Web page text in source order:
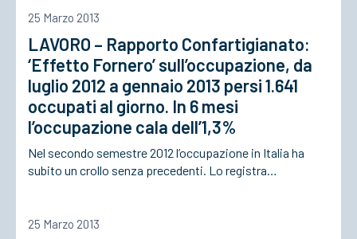
25 Marzo 2013
LAVORO – Rapporto Confartigianato:
‘Effetto Fornero’ sull’occupazione, da
luglio 2012 a gennaio 2013 persi 1.641
occupati al giorno. In 6 mesi
l’occupazione cala dell’1,3%
Nel secondo semestre 2012 l’occupazione in Italia ha
subito un crollo senza precedenti. Lo registra…
25 Marzo 2013